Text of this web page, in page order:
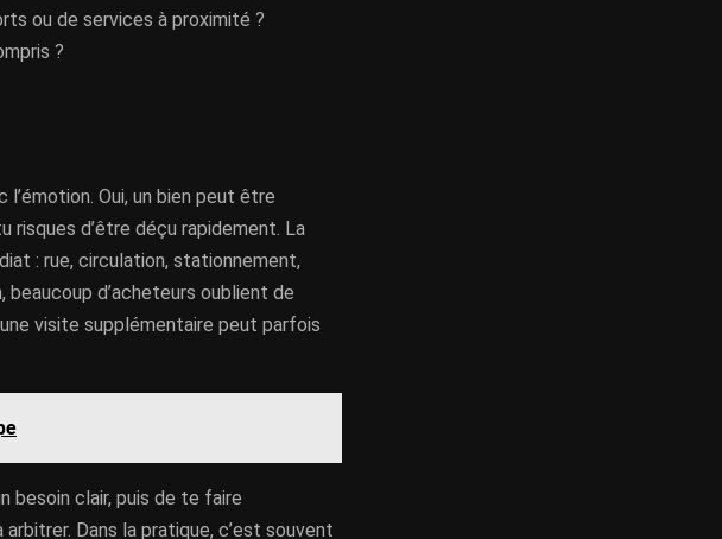
ou de services à proximité ?
?
Oui, un bien peut être
risques d’être déçu rapidement. La
: rue, circulation, stationnement,
d’acheteurs oublient de
visite supplémentaire peut parfois
besoin clair, puis de te faire
Dans la pratique, c’est souvent